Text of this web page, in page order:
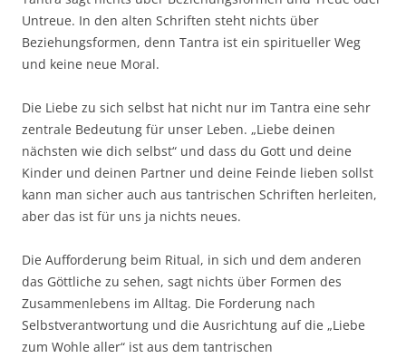
Untreue. In den alten Schriften steht nichts über
Beziehungsformen, denn Tantra ist ein spiritueller Weg
und keine neue Moral.
Die Liebe zu sich selbst hat nicht nur im Tantra eine sehr
zentrale Bedeutung für unser Leben. „Liebe deinen
nächsten wie dich selbst“ und dass du Gott und deine
Kinder und deinen Partner und deine Feinde lieben sollst
kann man sicher auch aus tantrischen Schriften herleiten,
aber das ist für uns ja nichts neues.
Die Aufforderung beim Ritual, in sich und dem anderen
das Göttliche zu sehen, sagt nichts über Formen des
Zusammenlebens im Alltag. Die Forderung nach
Selbstverantwortung und die Ausrichtung auf die „Liebe
zum Wohle aller“ ist aus dem tantrischen